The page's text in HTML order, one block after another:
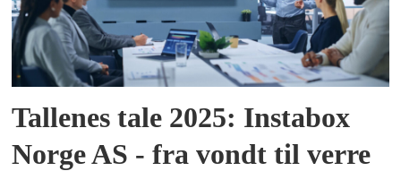
Tallenes tale 2025: Instabox
Norge AS - fra vondt til verre